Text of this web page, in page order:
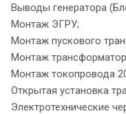
Выводы генератора
Монтаж ЭГРУ;
Монтаж пускового
Монтаж
Монтаж токопровода
Открытая установка
Электротехнические